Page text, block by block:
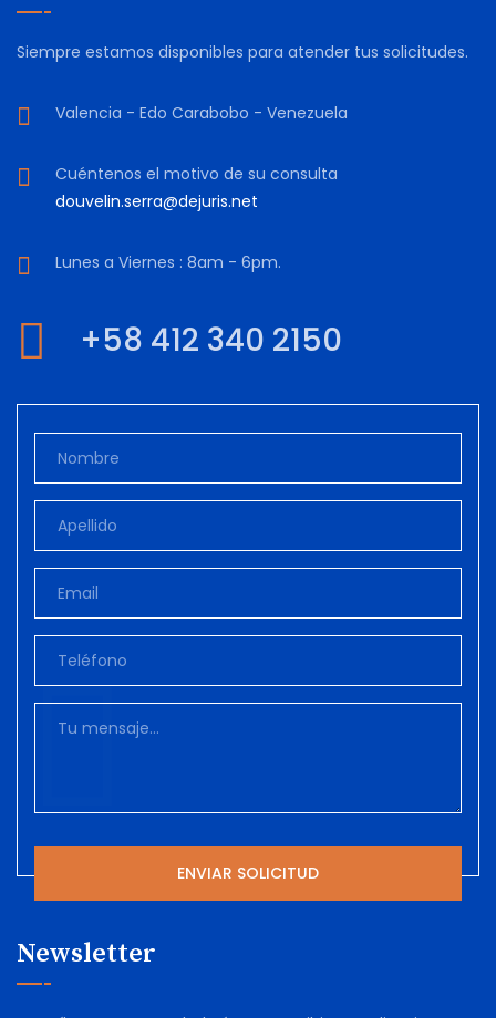
Siempre estamos disponibles para atender tus solicitudes.
Valencia - Edo Carabobo - Venezuela
Cuéntenos el motivo de su consulta
douvelin.serra@dejuris.net
Lunes a Viernes : 8am - 6pm.
+58 412 340 2150
Newsletter